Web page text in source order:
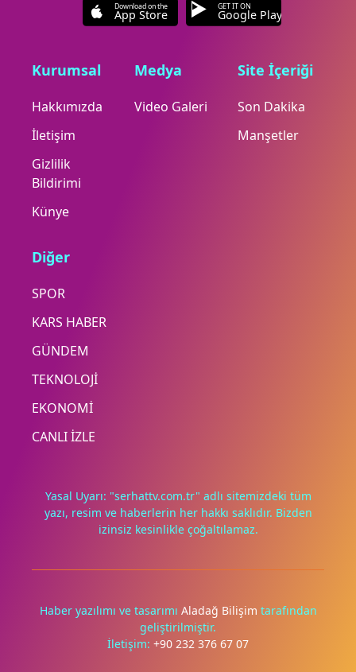
Deneyimini iyileştirmek ve içeriğimizi geliştirmek için çerezler
yalnızca onayınla.
Download on the
App Store
GET IT ON
Google Play
Kurumsal
Hakkımızda
İletişim
Gizlilik
Bildirimi
Künye
Medya
Video Galeri
Site İçeriği
Son Dakika
Manşetler
Diğer
SPOR
KARS HABER
GÜNDEM
TEKNOLOJİ
EKONOMİ
CANLI İZLE
Yasal Uyarı: "serhattv.com.tr" adlı sitemizdeki tüm
yazı, resim ve haberlerin her hakkı saklıdır. Bizden
izinsiz kesinlikle çoğaltılamaz.
Haber yazılımı ve tasarımı Aladağ Bilişim tarafından
geliştirilmiştir.
İletişim: +90 232 376 67 07